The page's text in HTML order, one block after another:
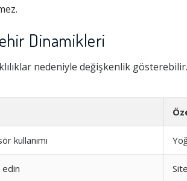
Dinamikleri
nedeniyle değişkenlik gösterebilir.
kullanımı